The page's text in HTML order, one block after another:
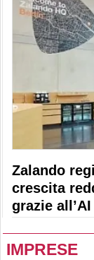
Zalando
crescita
grazie all’AI
IMPRESE